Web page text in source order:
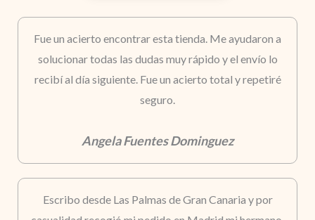
Fue un acierto encontrar esta tienda. Me ayudaron a
solucionar todas las dudas muy rápido y el envío lo
recibí al día siguiente. Fue un acierto total y repetiré
seguro.
Angela Fuentes Dominguez
Escribo desde Las Palmas de Gran Canaria y por